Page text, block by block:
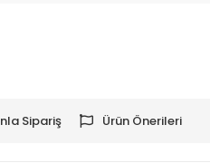
Sipariş Ürün Önerileri